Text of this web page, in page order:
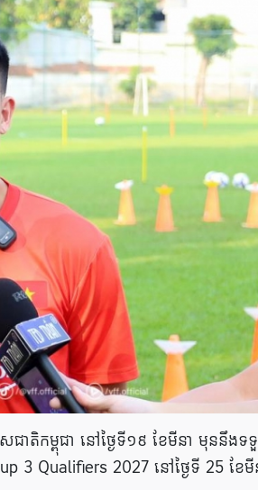
ជាតិកម្ពុជា នៅថ្ងៃទី១៩ ខែមីនា មុននឹង
3 Qualifiers 2027 នៅថ្ងៃទី 25 ខែ